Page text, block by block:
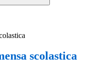
scolastica